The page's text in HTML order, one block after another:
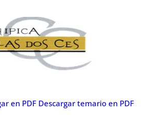
Descargar temario en PDF